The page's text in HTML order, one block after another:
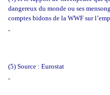
dangereux du monde ou ses
comptes bidons de la WWF sur
(5) Source : Eurostat